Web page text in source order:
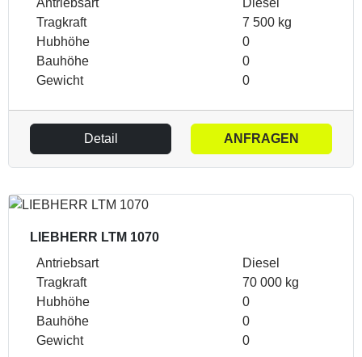
Tragkraft
7 500 kg
Hubhöhe
0
Bauhöhe
0
Gewicht
0
Detail ANFRAGEN
LIEBHERR LTM 1070
Antriebsart
Diesel
Tragkraft
70 000 kg
Hubhöhe
0
Bauhöhe
0
Gewicht
0